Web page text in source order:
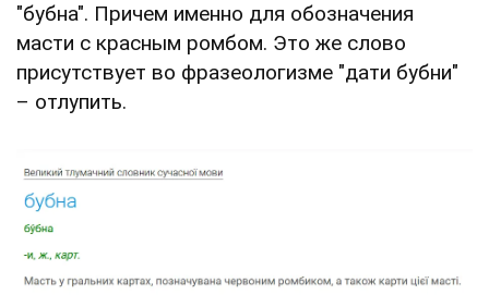
"бубна". Причем именно для обозначения
масти с красным ромбом. Это же слово
присутствует во фразеологизме "дати бубни"
– отлупить.